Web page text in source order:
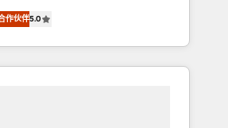
ERP ↔ HubSpot temps
🏆 +350 projets
Data Migration & Custom
Too many
in HubSpot but never see
due to poor adoption,
disconnected teams getting
作伙伴5.0